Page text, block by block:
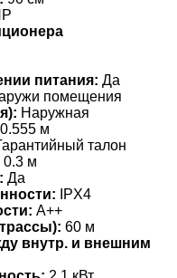
питания: Да
помещения
Наружная
0.555 м
талон
0.3 м
Да
IPX4
A++
60 м
внутр. и внешним